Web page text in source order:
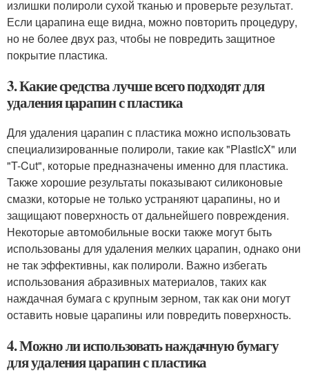
излишки полироли сухой тканью и проверьте результат.
Если царапина еще видна, можно повторить процедуру,
но не более двух раз, чтобы не повредить защитное
покрытие пластика.
3. Какие средства лучше всего подходят для
удаления царапин с пластика
Для удаления царапин с пластика можно использовать
специализированные полироли, такие как "PlasticX" или
"T-Cut", которые предназначены именно для пластика.
Также хорошие результаты показывают силиконовые
смазки, которые не только устраняют царапины, но и
защищают поверхность от дальнейшего повреждения.
Некоторые автомобильные воски также могут быть
использованы для удаления мелких царапин, однако они
не так эффективны, как полироли. Важно избегать
использования абразивных материалов, таких как
наждачная бумага с крупным зерном, так как они могут
оставить новые царапины или повредить поверхность.
4. Можно ли использовать наждачную бумагу
для удаления царапин с пластика